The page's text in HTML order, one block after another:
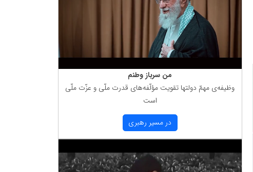
من سرباز وطنم
وظیفه‌ی مهمّ دولتها تقویت مؤلّفه‌های قدرت ملّی و عزّت ملّی
است
در مسیر رهبری